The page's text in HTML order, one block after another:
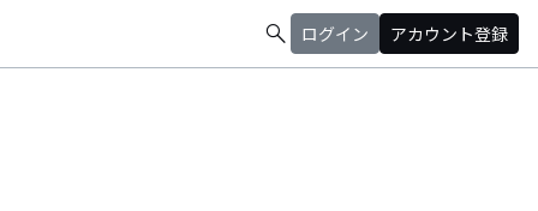
search ログイン アカウント登録